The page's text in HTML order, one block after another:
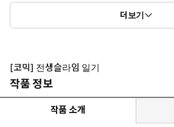
6권: 46화 ~ 54화
더보기
[코믹] 전생슬라임 일기
작품 정보
작품 소개